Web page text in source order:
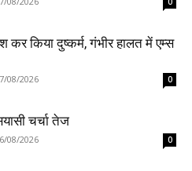
कर किया दुष्कर्म, गंभीर हालत में एम्स
08/2026 0
चर्चा तेज
08/2026 0